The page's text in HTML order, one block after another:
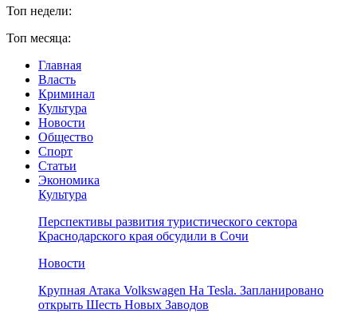
Топ недели:
Топ месяца:
Главная
Власть
Криминал
Культура
Новости
Общество
Спорт
Статьи
Экономика
Культура
Перспективы развития туристического сектора
Краснодарского края обсудили в Сочи
Новости
Крупная Атака Volkswagen На Tesla. Запланировано
открыть Шесть Новых Заводов